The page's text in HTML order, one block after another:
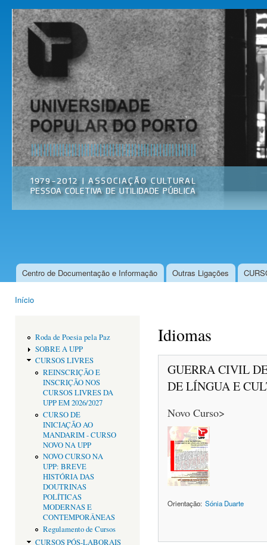
Universidade
Popular do
Porto
Associação
Cultural
Menu principal
Centro de Documentação e Informação Outras Ligações
Início
Roda de Poesia pela Paz
SOBRE A UPP
CURSOS LIVRES
REINSCRIÇÃO E
INSCRIÇÃO NOS
CURSOS LIVRES DA
UPP EM 2026/2027
CURSO DE
INICIAÇÃO AO
MANDARIM - CURSO
NOVO NA UPP
NOVO CURSO NA
UPP: BREVE
HISTÓRIA DAS
DOUTRINAS
POLÍTICAS
MODERNAS E
CONTEMPORÂNEAS
Regulamento de Cursos
CURSOS PÓS-LABORAIS
Idiomas
GUERRA CIVIL
DE LÍNGUA E
Novo Curso>
Orientação: Sónia Duarte